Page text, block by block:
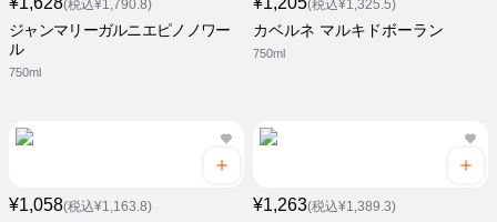
(税込¥1,790.8)
ジャンマリーガルニエピノノワー
ル
750ml
(税込¥1,325.5)
カベルネ マルキドボーラン
750ml
¥1,058(税込¥1,163.8) ¥1,263(税込¥1,389.3)